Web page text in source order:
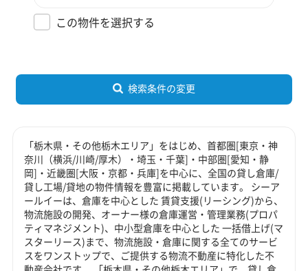
この物件を選択する
検索条件の変更
「栃木県・その他栃木エリア」をはじめ、首都圏[東京・神
奈川（横浜/川崎/厚木）・埼玉・千葉]・中部圏[愛知・静
岡]・近畿圏[大阪・京都・兵庫]を中心に、全国の貸し倉庫/
貸し工場/貸地の物件情報を豊富に掲載しています。 シーア
ールイーは、倉庫を中心とした 賃貸支援(リーシング)から、
物流施設の開発、オーナー様の倉庫運営・管理業務(プロパ
ティマネジメント)、中小型倉庫を中心とした 一括借上げ(マ
スターリース)まで、物流施設・倉庫に関する全てのサービ
スをワンストップで、ご提供する物流不動産に特化した不